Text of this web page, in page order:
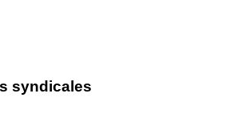
syndicales